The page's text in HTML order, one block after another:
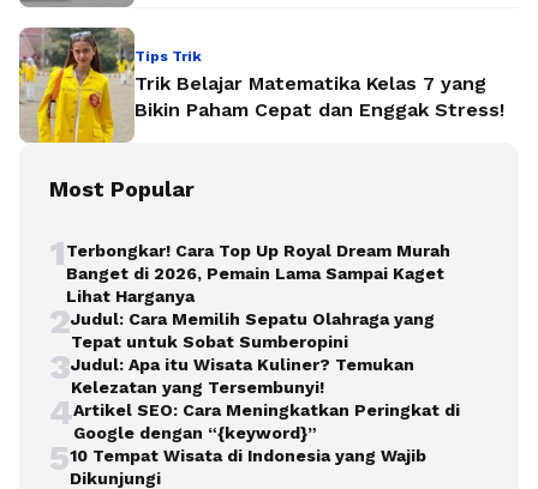
Tips Trik
Trik Belajar Matematika Kelas 7 yang
Bikin Paham Cepat dan Enggak Stress!
Most Popular
1Terbongkar! Cara Top Up Royal Dream Murah
Banget di 2026, Pemain Lama Sampai Kaget
Lihat Harganya
2Judul: Cara Memilih Sepatu Olahraga yang
Tepat untuk Sobat Sumberopini
3Judul: Apa itu Wisata Kuliner? Temukan
Kelezatan yang Tersembunyi!
4Artikel SEO: Cara Meningkatkan Peringkat di
Google dengan “{keyword}”
510 Tempat Wisata di Indonesia yang Wajib
Dikunjungi